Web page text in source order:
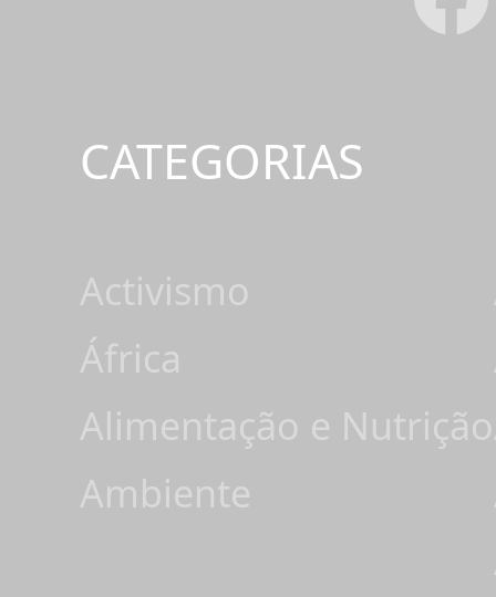
CATEGORIAS
Activismo
África
Alimentação e Nutrição
Ambiente